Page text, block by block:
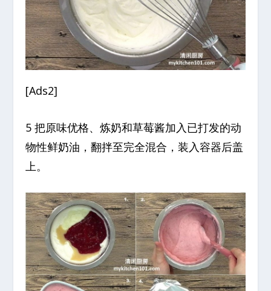
[Ads2]
5 把原味优格、炼奶和草莓酱加入已打发的动
物性鲜奶油，翻拌至完全混合，装入容器后盖
上。